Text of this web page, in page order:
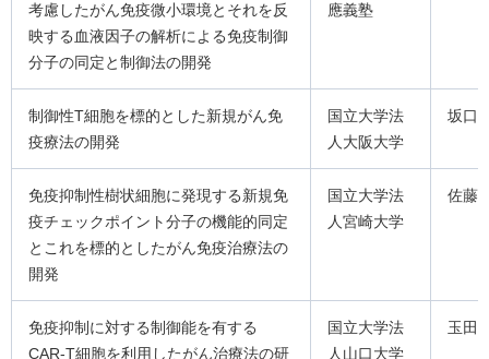
考慮したがん免疫微小環境とそれを反
映する血液因子の解析による免疫制御
分子の同定と制御法の開発
應義塾
制御性T細胞を標的とした新規がん免
疫療法の開発
国立大学法
人大阪大学
坂口
免疫抑制性樹状細胞に発現する新規免
疫チェックポイント分子の機能的同定
とこれを標的としたがん免疫治療法の
開発
国立大学法
人宮崎大学
佐藤
免疫抑制に対する制御能を有する
CAR-T細胞を利用したがん治療法の研
国立大学法
人山口大学
玉田